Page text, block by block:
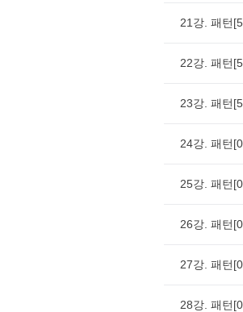
21강. 패턴
22강. 패턴
23강. 패턴
24강. 패턴
25강. 패턴
26강. 패턴
27강. 패턴
28강. 패턴